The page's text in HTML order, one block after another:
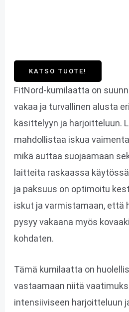
KATSO TUOTE!
FitNord-kumilaatta on
vakaa ja turvallinen alusta
käsittelyyn ja harjoitteluun.
mahdollistaa iskua
mikä auttaa suojaamaan
laitteita raskaassa
ja paksuus on optimoitu
iskut ja varmistamaan, että
pysyy vakaana myös
kohdaten.
Tämä kumilaatta on
vastaamaan niitä
intensiiviseen harjoitteluun